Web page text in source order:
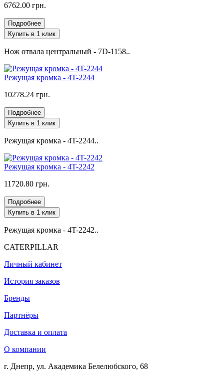
6762.00 грн.
Подробнее
Купить в 1 клик
Нож отвала центральный - 7D-1158..
Режущая кромка - 4T-2244
10278.24 грн.
Подробнее
Купить в 1 клик
Режущая кромка - 4T-2244..
Режущая кромка - 4T-2242
11720.80 грн.
Подробнее
Купить в 1 клик
Режущая кромка - 4T-2242..
CATERPILLAR
Личный кабинет
История заказов
Бренды
Партнёры
Доставка и оплата
О компании
г. Днепр, ул. Академика Белелюбского, 68